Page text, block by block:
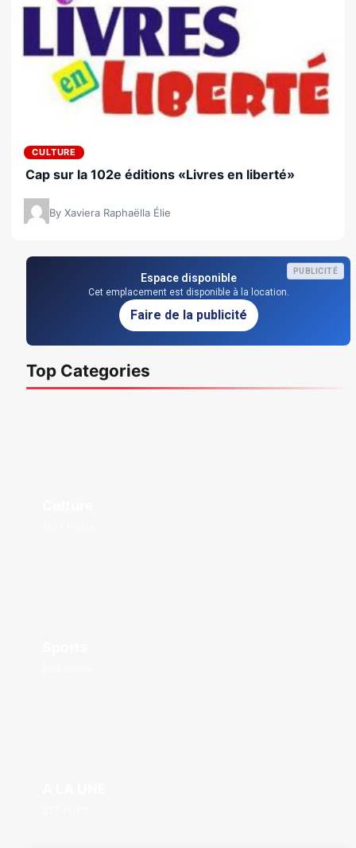
CULTURE
Cap sur la 102e éditions «Livres en liberté»
By Xaviera Raphaëlla Élie
PUBLICITÉ
Espace disponible
Cet emplacement est disponible à la location.
Faire de la publicité
Top Categories